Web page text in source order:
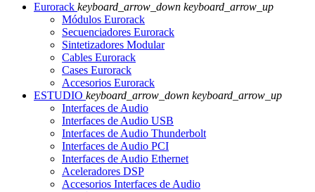
Eurorack keyboard_arrow_down keyboard_arrow_up
Módulos Eurorack
Secuenciadores Eurorack
Sintetizadores Modular
Cables Eurorack
Cases Eurorack
Accesorios Eurorack
ESTUDIO keyboard_arrow_down keyboard_arrow_up
Interfaces de Audio
Interfaces de Audio USB
Interfaces de Audio Thunderbolt
Interfaces de Audio PCI
Interfaces de Audio Ethernet
Aceleradores DSP
Accesorios Interfaces de Audio